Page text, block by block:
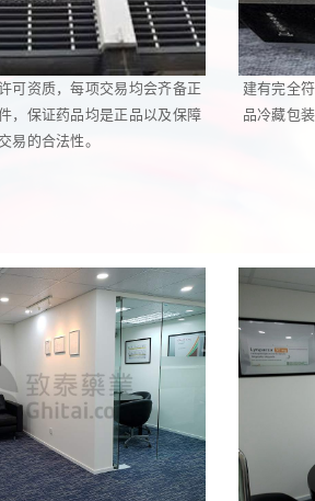
可资质，每项交易均会齐备正
，保证药品均是正品以及保障
易的合法性。
建有完全
品冷藏包